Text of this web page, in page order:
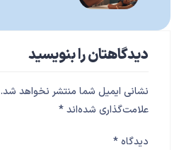
دیدگاهتان را بنویسید
نشانی ایمیل شما منتشر نخواهد شد.
علامت‌گذاری شده‌اند*
دیدگاه*